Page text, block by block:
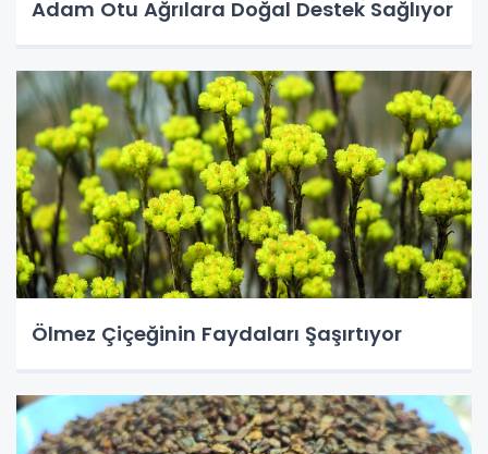
Adam Otu Ağrılara Doğal Destek Sağlıyor
Ölmez Çiçeğinin Faydaları Şaşırtıyor